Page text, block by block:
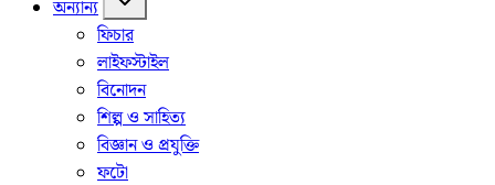
অন্যান্য
ফিচার
লাইফস্টাইল
বিনোদন
শিল্প ও সাহিত্য
বিজ্ঞান ও প্রযুক্তি
ফটো